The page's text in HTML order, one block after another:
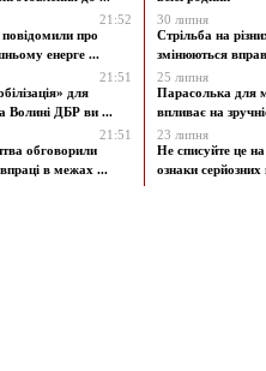
21:52
повідомили про
енерге ...
21:51
для
Волині ДБР ви ...
21:51
обговорили
в межах ...
30 липня
Стрільба на
змінюються
25 липня
Парасолька для
впливає на
23 липня
Не списуйте це
ознаки